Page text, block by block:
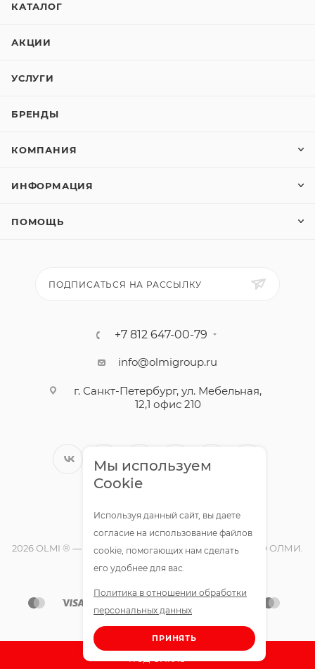
ПОД ЗАКАЗ
КАТАЛОГ
АКЦИИ
УСЛУГИ
БРЕНДЫ
КОМПАНИЯ
ИНФОРМАЦИЯ
ПОМОЩЬ
ПОДПИСАТЬСЯ НА РАССЫЛКУ
+7 812 647-00-79
info@olmigroup.ru
г. Санкт-Петербург, ул. Мебельная,
12,1 офис 210
2026 OLMI ® — официальный интернет-магазин ООО ОЛМИ.
Все права защищены.
Мы используем
Cookie
Используя данный сайт, вы даете
согласие на использование файлов
cookie, помогающих нам сделать
его удобнее для вас.
Политика в отношении обработки
персональных данных
ПРИНЯТЬ